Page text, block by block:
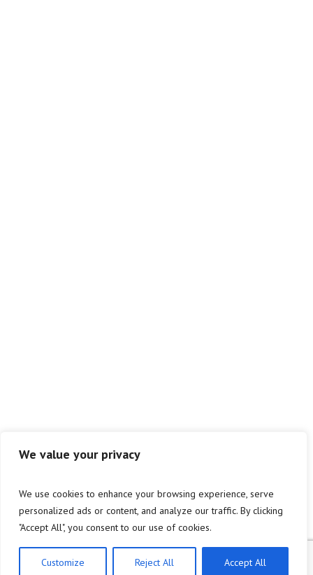
We value your privacy
We use cookies to enhance your browsing experience, serve
personalized ads or content, and analyze our traffic. By clicking
"Accept All", you consent to our use of cookies.
Customize Reject All Accept All